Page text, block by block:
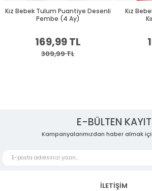
Kız Bebek Tulum Puantiye Desenli
Pembe (4 Ay)
169,99 TL
309,99 TL
Kız
E-BÜLTEN KAYIT
Kampanyalarımızdan haber almak
İLETİŞİM